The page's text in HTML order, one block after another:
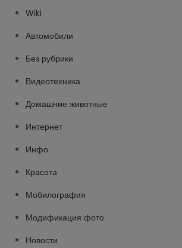
Wiki
Автомобили
Без рубрики
Видеотехника
Домашние животные
Интернет
Инфо
Красота
Мобилография
Модификация фото
Новости